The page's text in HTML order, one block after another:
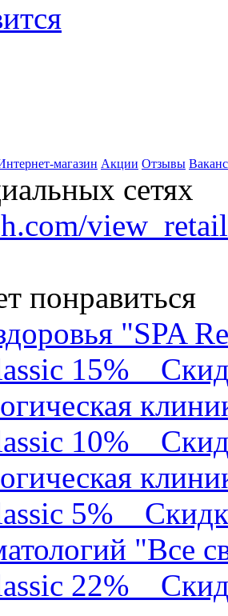
магазин Акции Отзывы
сетях
понравиться
"SPA
15%
10%
5%
"Все
22%